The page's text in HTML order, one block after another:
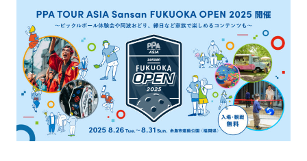
株主・投資家情報
サステナビリティ
採用情報